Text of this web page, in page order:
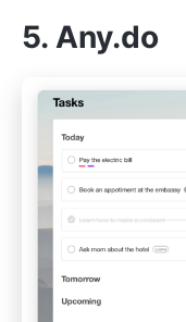
5. Any.do